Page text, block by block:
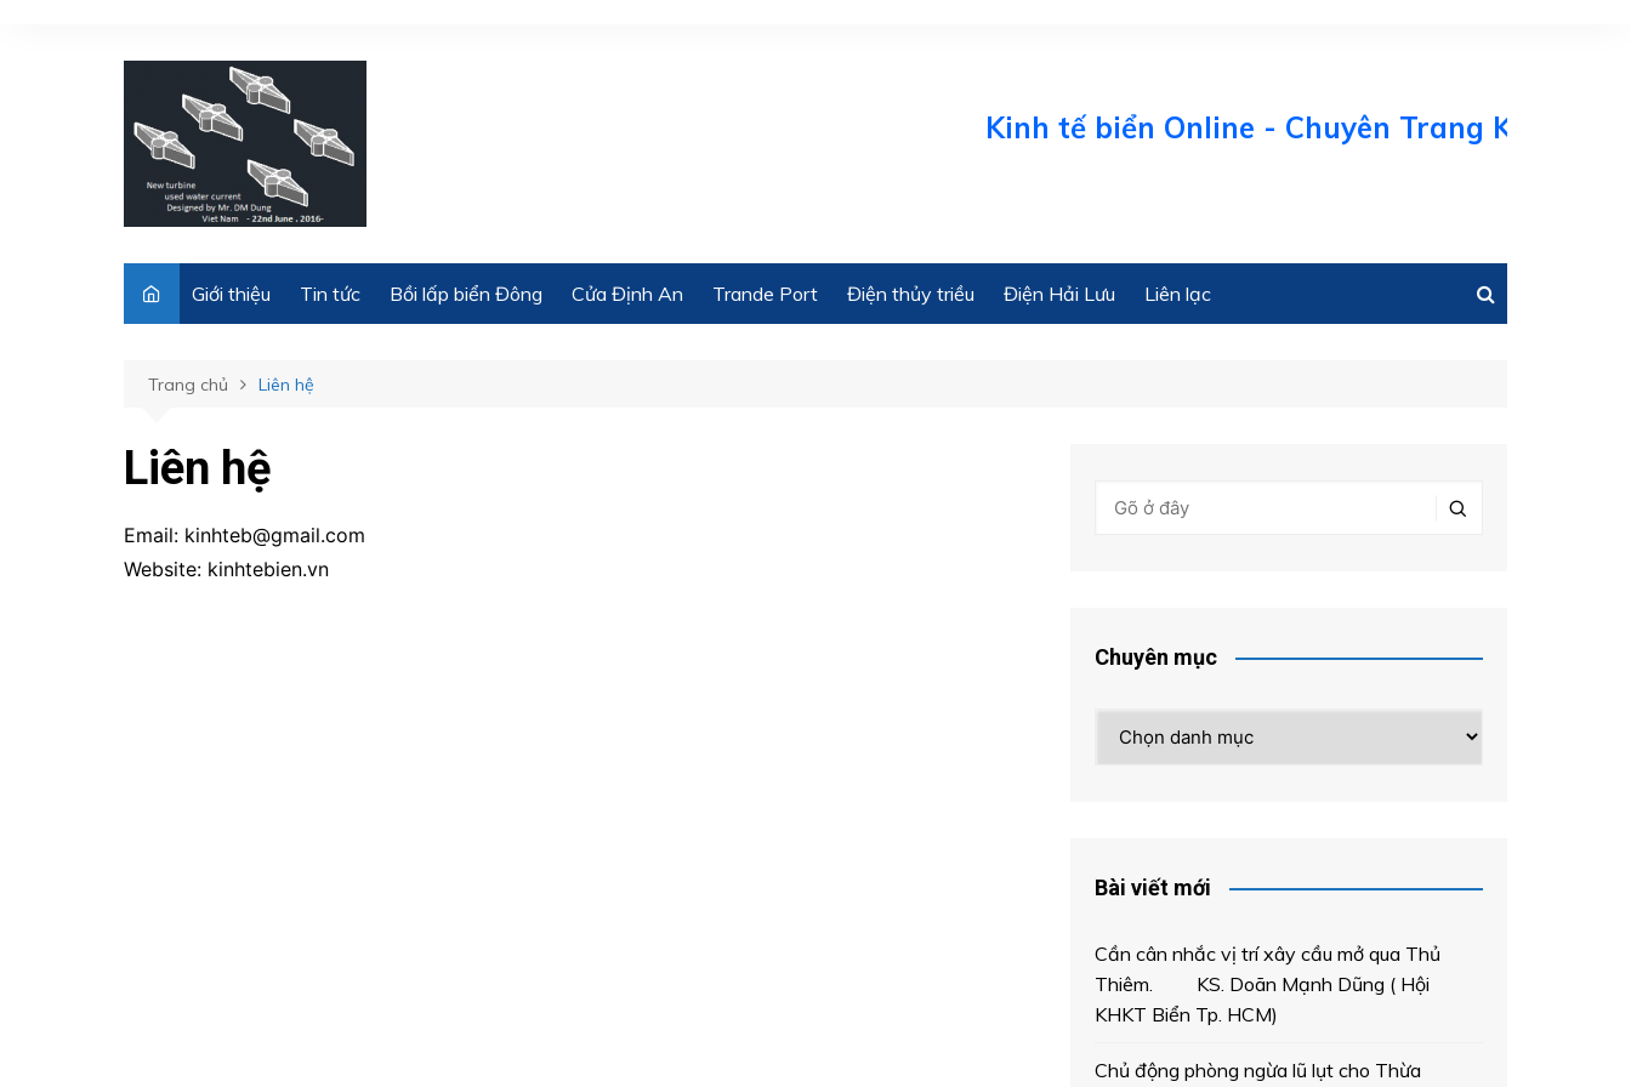
Kinh tế biển Online - Chuyên Trang Kinh tế
Giới thiệu Tin tức Bồi lấp biển Đông Cửa Định An Trande Port Điện thủy triều Điện Hải Lưu Liên lạc
Trang chủ Liên hệ
Liên hệ
Email: kinhteb@gmail.com
Website: kinhtebien.vn
Chuyên mục
mục
Bài viết mới
Cần cân nhắc vị trí xây cầu mở qua Thủ
Thiêm. KS. Doãn Mạnh Dũng ( Hội
KHKT Biển Tp. HCM)
Chủ động phòng ngừa lũ lụt cho Thừa